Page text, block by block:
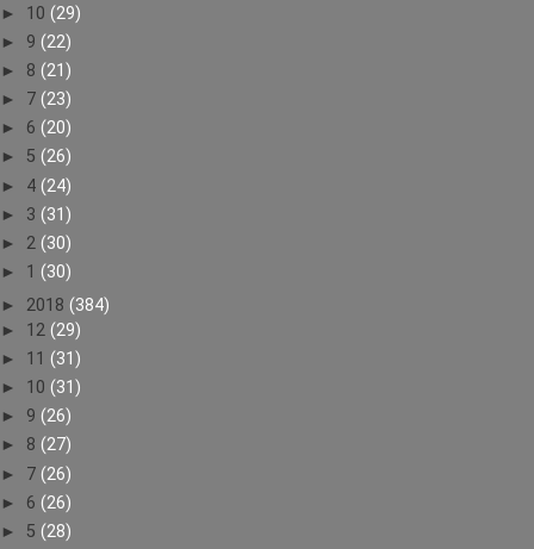
► 10 (29)
► 9 (22)
► 8 (21)
► 7 (23)
► 6 (20)
► 5 (26)
► 4 (24)
► 3 (31)
► 2 (30)
► 1 (30)
► 2018 (384)
► 12 (29)
► 11 (31)
► 10 (31)
► 9 (26)
► 8 (27)
► 7 (26)
► 6 (26)
► 5 (28)